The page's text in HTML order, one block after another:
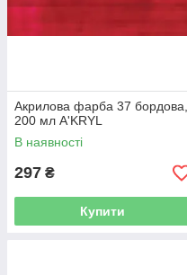
Акрилова фарба 37 бордова,
200 мл A'KRYL
В наявності
297 ₴
Купити